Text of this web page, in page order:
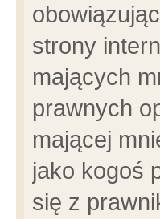
strony
mających
prawnych
mającej
jako kogoś
się z